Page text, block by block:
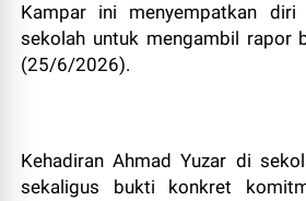
Kampar ini menyempatkan
sekolah untuk mengambil rapor
(25/6/2026).
​Kehadiran Ahmad Yuzar di
sekaligus bukti konkret